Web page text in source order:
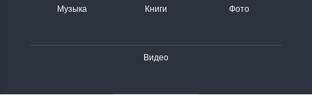
Музыка Книги Фото
Видео